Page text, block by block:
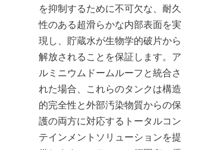
を抑制するために不可欠な、耐久
性のある超滑らかな内部表面を実
現し、貯蔵水が生物学的破片から
解放されることを保証します。ア
ルミニウムドームルーフと統合さ
れた場合、これらのタンクは構造
的完全性と外部汚染物質からの保
護の両方に対応するトータルコン
テインメントソリューションを提